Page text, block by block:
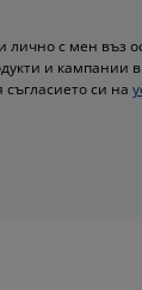
с мен въз
и кампании в
съгласието си на